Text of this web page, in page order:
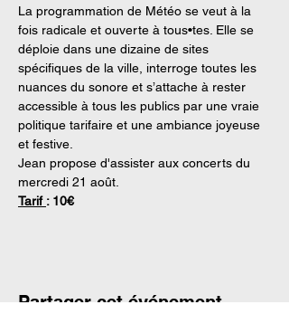
La programmation de Météo se veut à la
fois radicale et ouverte à tous•tes. Elle se
déploie dans une dizaine de sites
spécifiques de la ville, interroge toutes les
nuances du sonore et s’attache à rester
accessible à tous les publics par une vraie
politique tarifaire et une ambiance joyeuse
et festive.
Jean propose d'assister aux concerts du
mercredi 21 août.
Tarif : 10€
Partager cet événement